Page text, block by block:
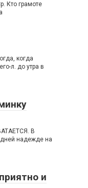
Кто грамоте
когда
л. до утра в
В
надежде на
и